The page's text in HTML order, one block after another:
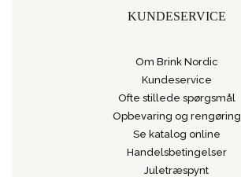
KUNDESERVICE
Om Brink Nordic
Kundeservice
Ofte stillede spørgsmål
Opbevaring og rengøring
Se katalog online
Handelsbetingelser
Juletræspynt